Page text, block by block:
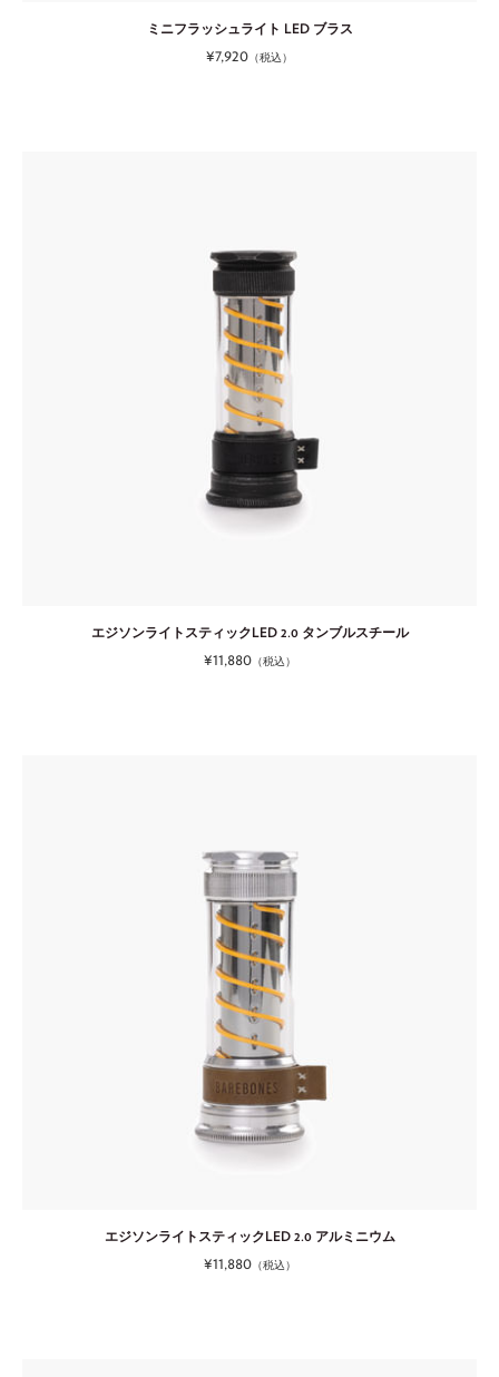
ミニフラッシュライト LED ブラス
¥7,920 （税込）
エジソンライトスティックLED 2.0 タンブルスチール
¥11,880（税込）
エジソンライトスティックLED 2.0 アルミニウム
¥11,880（税込）